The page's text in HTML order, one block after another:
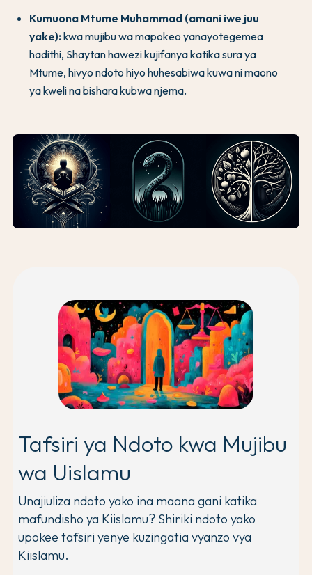
Kumuona Mtume Muhammad (amani iwe juu
yake):kwa mujibu wa mapokeo yanayotegemea
hadithi, Shaytan hawezi kujifanya katika sura ya
Mtume, hivyo ndoto hiyo huhesabiwa kuwa ni maono
ya kweli na bishara kubwa njema.
Tafsiri ya Ndoto kwa Mujibu
wa Uislamu
Unajiuliza ndoto yako ina maana gani katika
mafundisho ya Kiislamu? Shiriki ndoto yako
upokee tafsiri yenye kuzingatia vyanzo vya
Kiislamu.